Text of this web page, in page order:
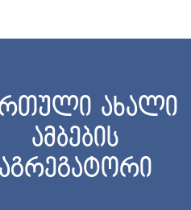
ახალი
ამბების
აგრეგატორი